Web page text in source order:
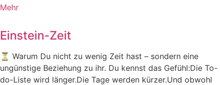
Mehr
Einstein-Zeit
⏳ Warum Du nicht zu wenig Zeit hast – sondern eine
ungünstige Beziehung zu ihr. Du kennst das Gefühl:Die To-
do-Liste wird länger.Die Tage werden kürzer.Und obwohl